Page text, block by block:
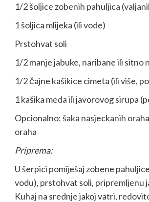
1/2 šoljice zobenih pahuljica
1 šoljica mlijeka (ili vode)
Prstohvat soli
1/2 manje jabuke, naribane ili sitno
1/2 čajne kašikice cimeta (ili više,
1 kašika meda ili javorovog sirupa
Opcionalno: šaka nasjeckanih
oraha
Priprema:
U šerpici pomiješaj zobene
vodu), prstohvat soli, pripremljenu
Kuhaj na srednje jakoj vatri,